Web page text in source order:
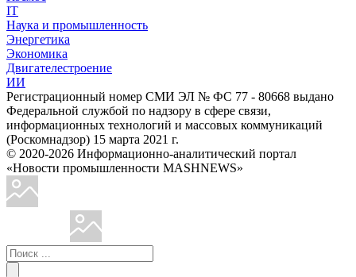
IT
Наука и промышленность
Энергетика
Экономика
Двигателестроение
ИИ
Регистрационный номер СМИ ЭЛ № ФС 77 - 80668 выдано
Федеральной службой по надзору в сфере связи,
информационных технологий и массовых коммуникаций
(Роскомнадзор) 15 марта 2021 г.
© 2020-2026 Информационно-аналитический портал
«Новости промышленности MASHNEWS»